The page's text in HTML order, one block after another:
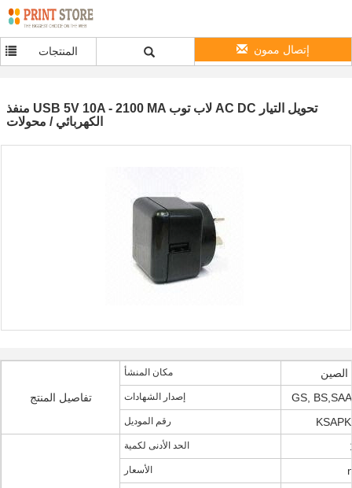
المنتجات إتصال ممون
منفذ USB 5V 10A - 2100 MA لاب توب AC DC تحويل التيار
الكهربائي / محولات
تفاصيل المنتج
مكان المنشأ الصين
إصدار الشهادات GS,
رقم الموديل
الحد الأدنى لكمية
الأسعار